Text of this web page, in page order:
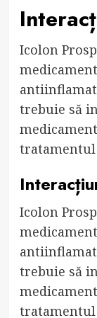
Icolon
trebuie să
tratamentul
Icolon
trebuie să
tratamentul